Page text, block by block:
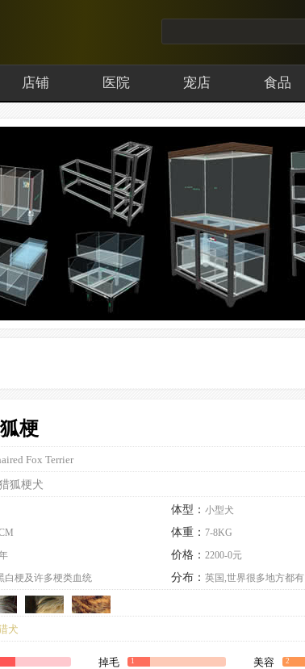
店铺 医院 宠店 食品
梗
Fox Terrier
狐梗犬
体型： 小型犬
体重： 7-8KG
价格： 2200-0元
白梗及许多梗类血统 分布： 英国,世界很多地方都有
犬
犬,伴侣犬
掉毛 1 美容 2